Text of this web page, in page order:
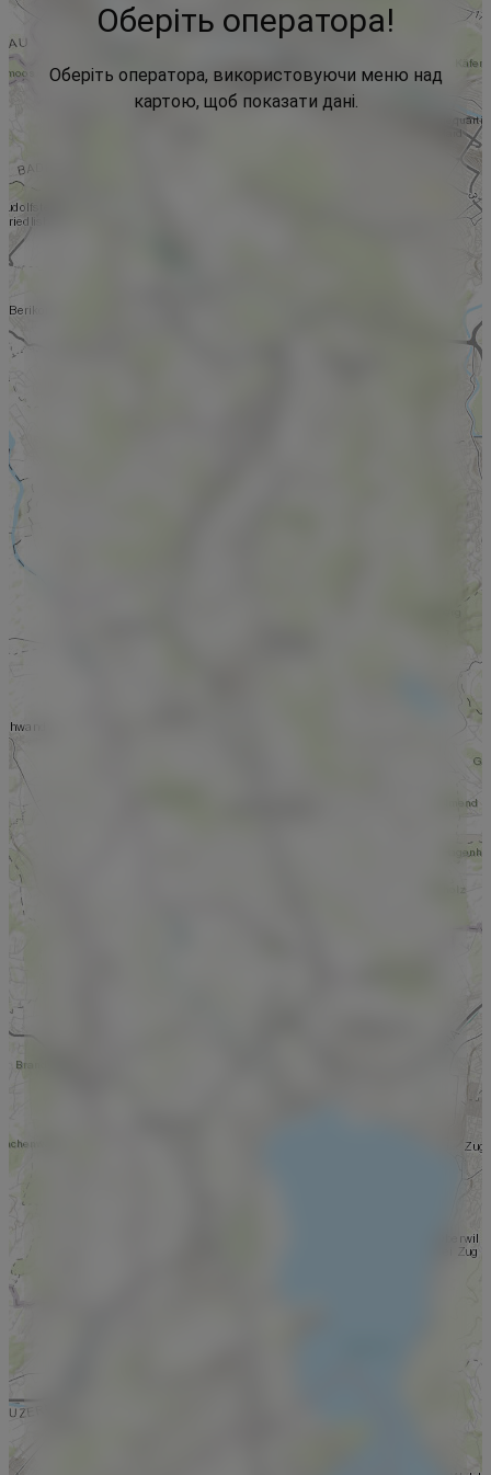
Оберіть оператора!
Оберіть оператора, використовуючи меню над
картою, щоб показати дані.